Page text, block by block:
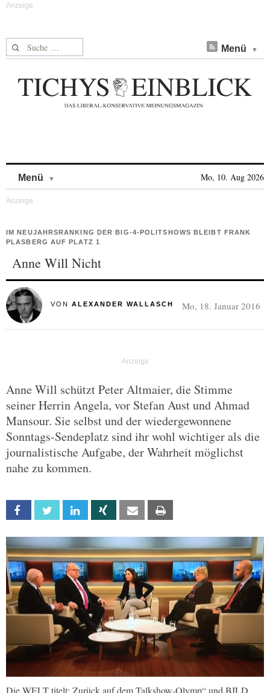
Suche nach: Menü
Menü Mo, 10. Aug 2026
IM NEUJAHRSRANKING DER BIG-4-POLITSHOWS BLEIBT FRANK
PLASBERG AUF PLATZ 1
Anne Will Nicht
VON ALEXANDER WALLASCH Mo, 18. Januar 2016
Anne Will schützt Peter Altmaier, die Stimme
seiner Herrin Angela, vor Stefan Aust und Ahmad
Mansour. Sie selbst und der wiedergewonnene
Sonntags-Sendeplatz sind ihr wohl wichtiger als die
journalistische Aufgabe, der Wahrheit möglichst
nahe zu kommen.
Facebook Twitter Linkedin Xing Email
Die WELT titelt: Zurück auf dem Talkshow-Olymp“ und BILD